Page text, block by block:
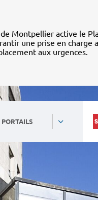
de Montpellier active le
une prise en charge
aux urgences.